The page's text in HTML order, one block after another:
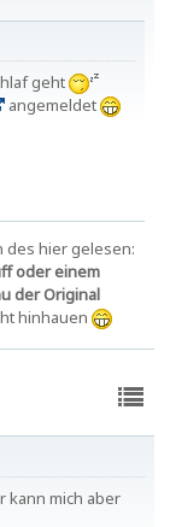
geht
angemeldet
des hier gelesen:
oder einem
der Original
hinhauen
kann mich aber